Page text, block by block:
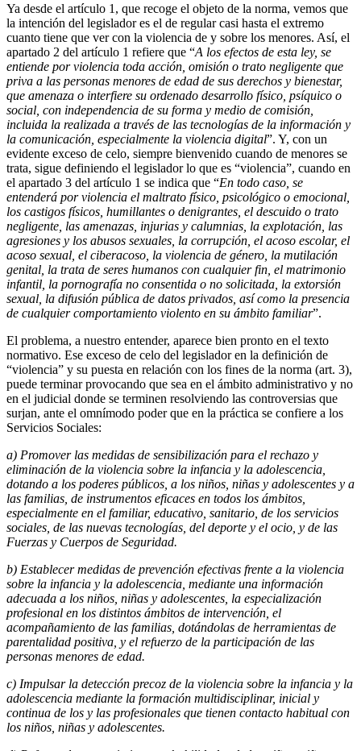
Ya desde el artículo 1, que recoge el objeto de la norma, vemos que
la intención del legislador es el de regular casi hasta el extremo
cuanto tiene que ver con la violencia de y sobre los menores. Así, el
apartado 2 del artículo 1 refiere que “A los efectos de esta ley, se
entiende por violencia toda acción, omisión o trato negligente que
priva a las personas menores de edad de sus derechos y bienestar,
que amenaza o interfiere su ordenado desarrollo físico, psíquico o
social, con independencia de su forma y medio de comisión,
incluida la realizada a través de las tecnologías de la información y
la comunicación, especialmente la violencia digital”. Y, con un
evidente exceso de celo, siempre bienvenido cuando de menores se
trata, sigue definiendo el legislador lo que es “violencia”, cuando en
el apartado 3 del artículo 1 se indica que “En todo caso, se
entenderá por violencia el maltrato físico, psicológico o emocional,
los castigos físicos, humillantes o denigrantes, el descuido o trato
negligente, las amenazas, injurias y calumnias, la explotación, las
agresiones y los abusos sexuales, la corrupción, el acoso escolar, el
acoso sexual, el ciberacoso, la violencia de género, la mutilación
genital, la trata de seres humanos con cualquier fin, el matrimonio
infantil, la pornografía no consentida o no solicitada, la extorsión
sexual, la difusión pública de datos privados, así como la presencia
de cualquier comportamiento violento en su ámbito familiar”.
El problema, a nuestro entender, aparece bien pronto en el texto
normativo. Ese exceso de celo del legislador en la definición de
“violencia” y su puesta en relación con los fines de la norma (art. 3),
puede terminar provocando que sea en el ámbito administrativo y no
en el judicial donde se terminen resolviendo las controversias que
surjan, ante el omnímodo poder que en la práctica se confiere a los
Servicios Sociales:
a) Promover las medidas de sensibilización para el rechazo y
eliminación de la violencia sobre la infancia y la adolescencia,
dotando a los poderes públicos, a los niños, niñas y adolescentes y a
las familias, de instrumentos eficaces en todos los ámbitos,
especialmente en el familiar, educativo, sanitario, de los servicios
sociales, de las nuevas tecnologías, del deporte y el ocio, y de las
Fuerzas y Cuerpos de Seguridad.
b) Establecer medidas de prevención efectivas frente a la violencia
sobre la infancia y la adolescencia, mediante una información
adecuada a los niños, niñas y adolescentes, la especialización
profesional en los distintos ámbitos de intervención, el
acompañamiento de las familias, dotándolas de herramientas de
parentalidad positiva, y el refuerzo de la participación de las
personas menores de edad.
c) Impulsar la detección precoz de la violencia sobre la infancia y la
adolescencia mediante la formación multidisciplinar, inicial y
continua de los y las profesionales que tienen contacto habitual con
los niños, niñas y adolescentes.